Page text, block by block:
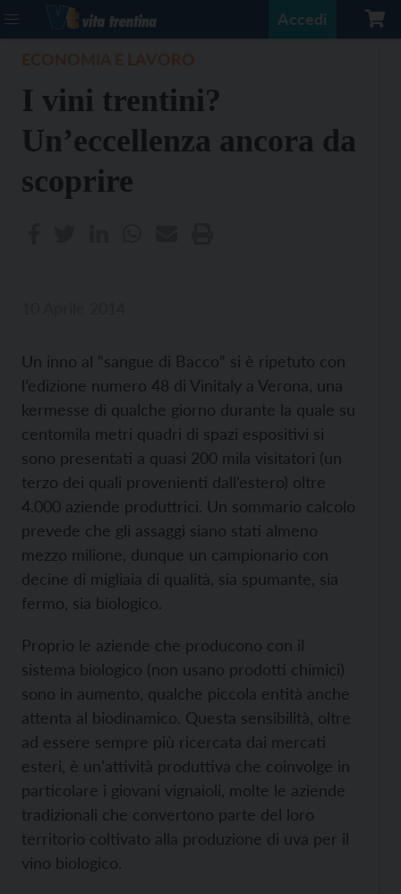
Accedi
I vini trentini?
Un’eccellenza ancora da
scoprire
Un inno al “sangue di Bacco” si è ripetuto con
l’edizione numero 48 di Vinitaly a Verona, una
kermesse di qualche giorno durante la quale su
centomila metri quadri di spazi espositivi si
sono presentati a quasi 200 mila visitatori (un
terzo dei quali provenienti dall’estero) oltre
4.000 aziende produttrici. Un sommario calcolo
prevede che gli assaggi siano stati almeno
mezzo milione, dunque un campionario con
decine di migliaia di qualità, sia spumante, sia
fermo, sia biologico.
Proprio le aziende che producono con il
sistema biologico (non usano prodotti chimici)
sono in aumento, qualche piccola entità anche
attenta al biodinamico. Questa sensibilità, oltre
ad essere sempre più ricercata dai mercati
esteri, è un’attività produttiva che coinvolge in
particolare i giovani vignaioli, molte le aziende
tradizionali che convertono parte del loro
territorio coltivato alla produzione di uva per il
vino biologico.